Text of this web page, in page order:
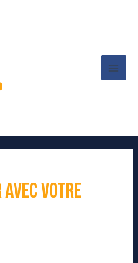
avec votre